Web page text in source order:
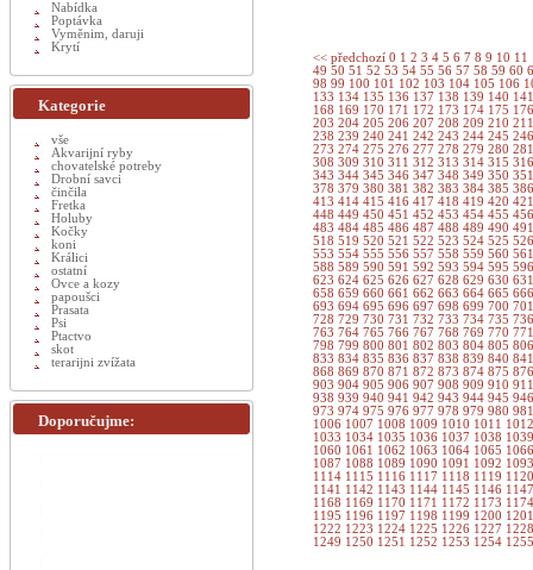
<< předchozí 0 1 2 3 4 5 6 7 8 9 10 11
49 50 51 52 53 54 55 56 57 58 59 60
98 99 100 101 102 103 104 105 106
133 134 135 136 137 138 139 140
168 169 170 171 172 173 174 175
203 204 205 206 207 208 209 210
238 239 240 241 242 243 244 245
273 274 275 276 277 278 279 280
308 309 310 311 312 313 314 315
343 344 345 346 347 348 349 350
378 379 380 381 382 383 384 385
413 414 415 416 417 418 419 420
448 449 450 451 452 453 454 455
483 484 485 486 487 488 489 490
518 519 520 521 522 523 524 525
553 554 555 556 557 558 559 560
588 589 590 591 592 593 594 595
623 624 625 626 627 628 629 630
658 659 660 661 662 663 664 665
693 694 695 696 697 698 699 700
728 729 730 731 732 733 734 735
763 764 765 766 767 768 769 770
798 799 800 801 802 803 804 805
833 834 835 836 837 838 839 840
868 869 870 871 872 873 874 875
903 904 905 906 907 908 909 910
938 939 940 941 942 943 944 945
973 974 975 976 977 978 979 980
1006 1007 1008 1009 1010 1011
1033 1034 1035 1036 1037 1038
1060 1061 1062 1063 1064 1065
1087 1088 1089 1090 1091 1092
1114 1115 1116 1117 1118 1119
1141 1142 1143 1144 1145 1146
1168 1169 1170 1171 1172 1173
1195 1196 1197 1198 1199 1200
1222 1223 1224 1225 1226 1227
1249 1250 1251 1252 1253 1254
Nabídka
Poptávka
Vyměnim, daruji
Krytí
Kategorie
vše
Akvarijní ryby
chovatelské potreby
Drobní savci
činčila
Fretka
Holuby
Kočky
koni
Králici
ostatní
Ovce a kozy
papoušci
Prasata
Psi
Ptactvo
skot
terarijni zvížata
Doporučujme: